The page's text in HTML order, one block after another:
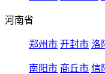
河南省
郑州市 开封市 洛
南阳市 商丘市 信